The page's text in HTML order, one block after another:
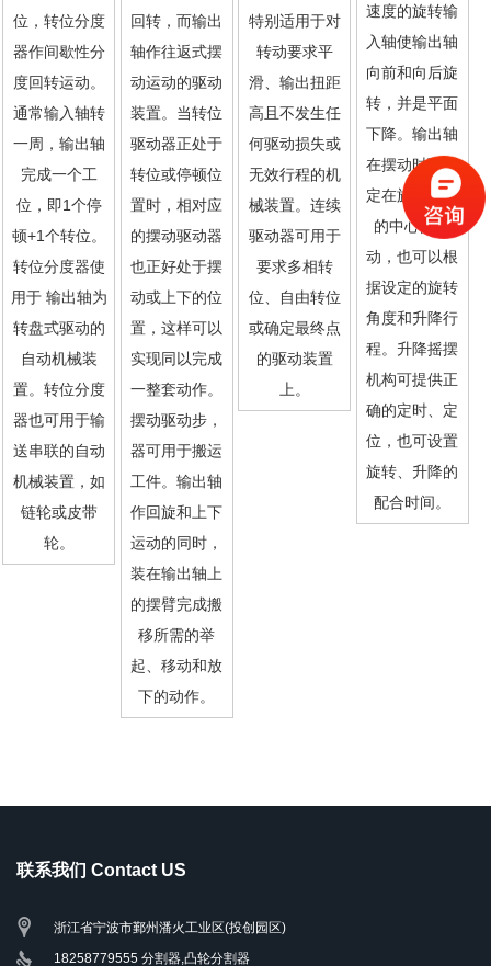
位，转位分度
器作间歇性分
度回转运动。
通常输入轴转
一周，输出轴
完成一个工
位，即1个停
顿+1个转位。
转位分度器使
用于 输出轴为
转盘式驱动的
自动机械装
置。转位分度
器也可用于输
送串联的自动
机械装置，如
链轮或皮带
轮。
回转，而输出
轴作往返式摆
动运动的驱动
装置。当转位
驱动器正处于
转位或停顿位
置时，相对应
的摆动驱动器
也正好处于摆
动或上下的位
置，这样可以
实现同以完成
一整套动作。
摆动驱动步，
器可用于搬运
工件。输出轴
作回旋和上下
运动的同时，
装在输出轴上
的摆臂完成搬
移所需的举
起、移动和放
下的动作。
特别适用于对
转动要求平
滑、输出扭距
高且不发生任
何驱动损失或
无效行程的机
械装置。连续
驱动器可用于
要求多相转
位、自由转位
或确定最终点
的驱动装置
上。
速度的旋转输
入轴使输出轴
向前和向后旋
转，并是平面
下降。输出轴
在摆动时可设
定在旋转行程
的中心点停
动，也可以根
据设定的旋转
角度和升降行
程。升降摇摆
机构可提供正
确的定时、定
位，也可设置
旋转、升降的
配合时间。
联系我们 Contact US
浙江省宁波市鄞州潘火工业区(投创园区)
18258779555 分割器,凸轮分割器